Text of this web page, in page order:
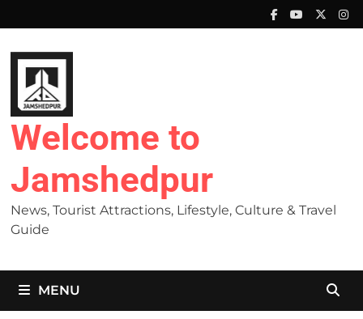
to
content
Welcome to
Jamshedpur
News, Tourist Attractions, Lifestyle, Culture & Travel
Guide
MENU